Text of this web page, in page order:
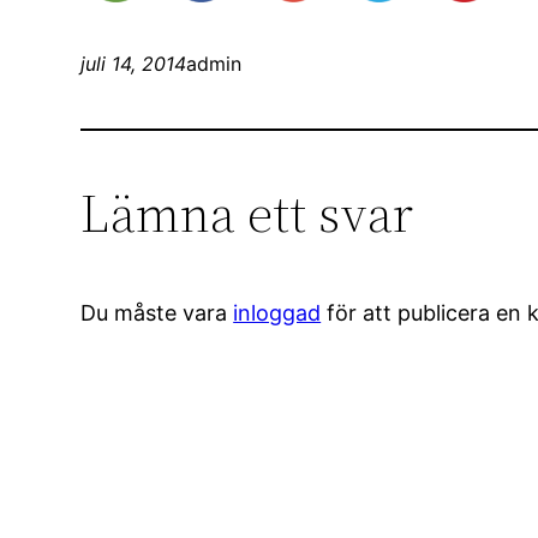
juli 14, 2014admin
Lämna ett svar
Du måste vara inloggad för att publicera en